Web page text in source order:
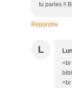
tu parles !!
Répondre
L
<br